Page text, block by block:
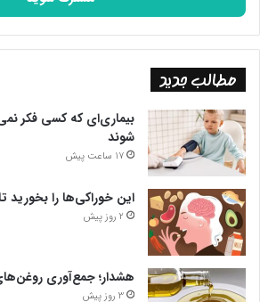
وارد
کنید
مطالب جدید
بیماری‌ای که کسی فکر
شوند
17 ساعت پیش
این خوراکی‌ها را بخورید تا
2 روز پیش
هشدار؛ جمع‌آوری
3 روز پیش